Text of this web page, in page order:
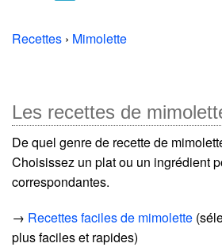
Recettes › Mimolette
Les recettes de
De quel genre de recette de
Choisissez un plat ou un ingrédient
correspondantes.
→ Recettes faciles de mimolette
plus faciles et rapides)